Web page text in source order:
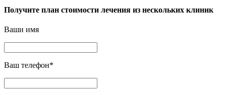
Получите план стоимости лечения из нескольких клиник
Ваши имя
Ваш телефон*